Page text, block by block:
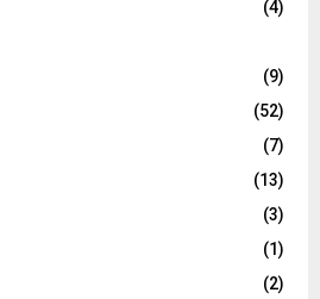
(4)
(9)
(52)
(7)
(13)
(3)
(1)
(2)